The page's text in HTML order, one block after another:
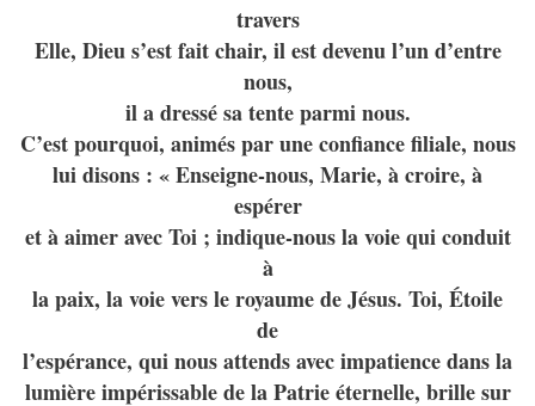
travers
Elle, Dieu s’est fait chair, il est devenu l’un d’entre
nous,
il a dressé sa tente parmi nous.
C’est pourquoi, animés par une confiance filiale, nous
lui disons : « Enseigne-nous, Marie, à croire, à
espérer
et à aimer avec Toi ; indique-nous la voie qui conduit
à
la paix, la voie vers le royaume de Jésus. Toi, Étoile
de
l’espérance, qui nous attends avec impatience dans la
lumière impérissable de la Patrie éternelle, brille sur